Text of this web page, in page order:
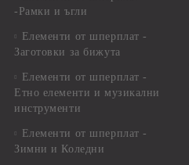
-Рамки и ъгли
Елементи от шперплат -
Заготовки за бижута
Елементи от шперплат -
Етно елементи и музикални
инструменти
Елементи от шперплат -
Зимни и Коледни